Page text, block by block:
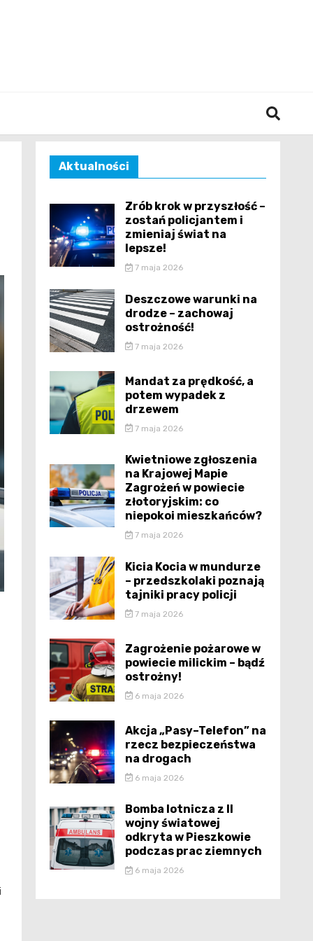
Aktualności
Zrób krok w przyszłość –
zostań policjantem i
zmieniaj świat na
lepsze!
7 maja 2026
Deszczowe warunki na
drodze – zachowaj
ostrożność!
7 maja 2026
Mandat za prędkość, a
potem wypadek z
drzewem
7 maja 2026
Kwietniowe zgłoszenia
na Krajowej Mapie
Zagrożeń w powiecie
złotoryjskim: co
niepokoi mieszkańców?
7 maja 2026
Kicia Kocia w mundurze
– przedszkolaki poznają
tajniki pracy policji
7 maja 2026
Zagrożenie pożarowe w
powiecie milickim – bądź
ostrożny!
6 maja 2026
Akcja „Pasy–Telefon” na
rzecz bezpieczeństwa
na drogach
6 maja 2026
Bomba lotnicza z II
wojny światowej
odkryta w Pieszkowie
podczas prac ziemnych
6 maja 2026